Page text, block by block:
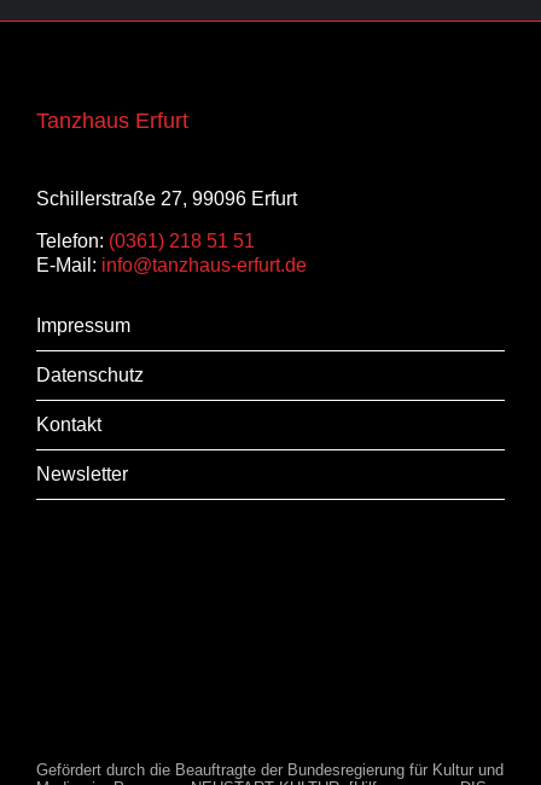
Tanzhaus Erfurt
Schillerstraße 27, 99096 Erfurt
Telefon: (0361) 218 51 51
E-Mail: info@tanzhaus-erfurt.de
Impressum
Datenschutz
Kontakt
Newsletter
Gefördert durch die Beauftragte der Bundesregierung für Kultur und